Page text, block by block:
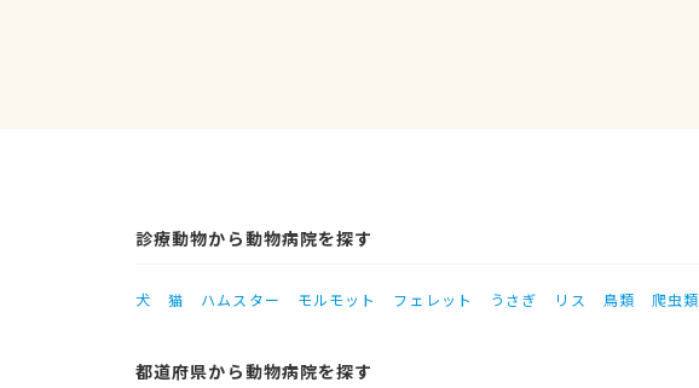
診療動物から動物病院を探す
犬 猫 ハムスター モルモット フェレット うさぎ リス 鳥類 爬虫類
都道府県から動物病院を探す